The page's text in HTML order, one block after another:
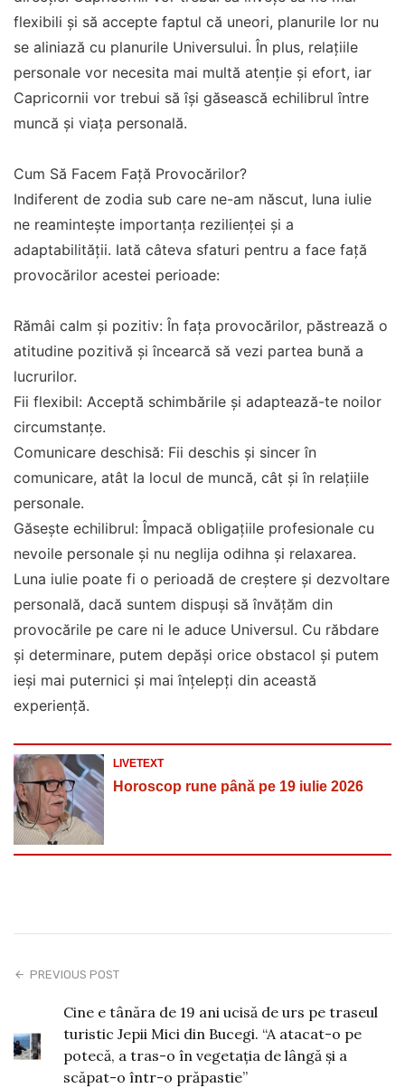
flexibili și să accepte faptul că uneori, planurile lor nu
se aliniază cu planurile Universului. În plus, relațiile
personale vor necesita mai multă atenție și efort, iar
Capricornii vor trebui să își găsească echilibrul între
muncă și viața personală.
Cum Să Facem Față Provocărilor?
Indiferent de zodia sub care ne-am născut, luna iulie
ne reamintește importanța rezilienței și a
adaptabilității. Iată câteva sfaturi pentru a face față
provocărilor acestei perioade:
Rămâi calm și pozitiv: În fața provocărilor, păstrează o
atitudine pozitivă și încearcă să vezi partea bună a
lucrurilor.
Fii flexibil: Acceptă schimbările și adaptează-te noilor
circumstanțe.
Comunicare deschisă: Fii deschis și sincer în
comunicare, atât la locul de muncă, cât și în relațiile
personale.
Găsește echilibrul: Împacă obligațiile profesionale cu
nevoile personale și nu neglija odihna și relaxarea.
Luna iulie poate fi o perioadă de creștere și dezvoltare
personală, dacă suntem dispuși să învățăm din
provocările pe care ni le aduce Universul. Cu răbdare
și determinare, putem depăși orice obstacol și putem
ieși mai puternici și mai înțelepți din această
experiență.
LIVETEXT
Horoscop rune până pe 19 iulie 2026
PREVIOUS POST
Cine e tânăra de 19 ani ucisă de urs pe traseul
turistic Jepii Mici din Bucegi. “A atacat-o pe
potecă, a tras-o în vegetația de lângă și a
scăpat-o într-o prăpastie”